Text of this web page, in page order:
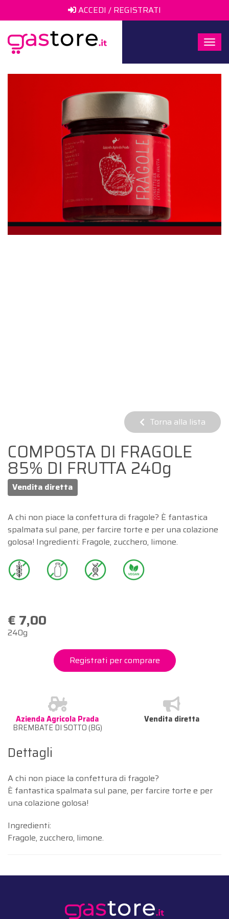
ACCEDI / REGISTRATI
Torna alla lista
COMPOSTA DI FRAGOLE
85% DI FRUTTA 240g
Vendita diretta
A chi non piace la confettura di fragole? È fantastica
spalmata sul pane, per farcire torte e per una colazione
golosa! Ingredienti: Fragole, zucchero, limone.
€ 7,00
240g
Registrati per comprare
Azienda Agricola Prada
BREMBATE DI SOTTO (BG)
Vendita diretta
Dettagli
A chi non piace la confettura di fragole?
È fantastica spalmata sul pane, per farcire torte e per
una colazione golosa!
Ingredienti:
Fragole, zucchero, limone.